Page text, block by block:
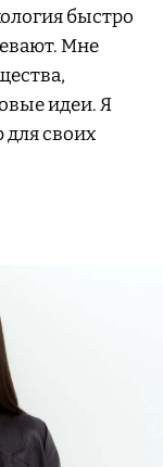
быстро
Мне
идеи. Я
для своих